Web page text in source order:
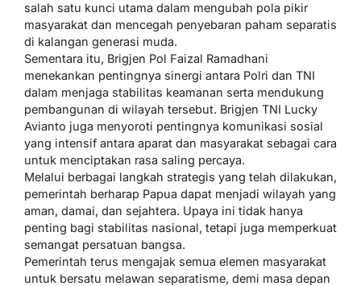
salah satu kunci utama dalam mengubah pola pikir
masyarakat dan mencegah penyebaran paham separatis
di kalangan generasi muda.
Sementara itu, Brigjen Pol Faizal Ramadhani
menekankan pentingnya sinergi antara Polri dan TNI
dalam menjaga stabilitas keamanan serta mendukung
pembangunan di wilayah tersebut. Brigjen TNI Lucky
Avianto juga menyoroti pentingnya komunikasi sosial
yang intensif antara aparat dan masyarakat sebagai cara
untuk menciptakan rasa saling percaya.
Melalui berbagai langkah strategis yang telah dilakukan,
pemerintah berharap Papua dapat menjadi wilayah yang
aman, damai, dan sejahtera. Upaya ini tidak hanya
penting bagi stabilitas nasional, tetapi juga memperkuat
semangat persatuan bangsa.
Pemerintah terus mengajak semua elemen masyarakat
untuk bersatu melawan separatisme, demi masa depan